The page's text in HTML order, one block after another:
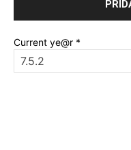
Current ye@r *